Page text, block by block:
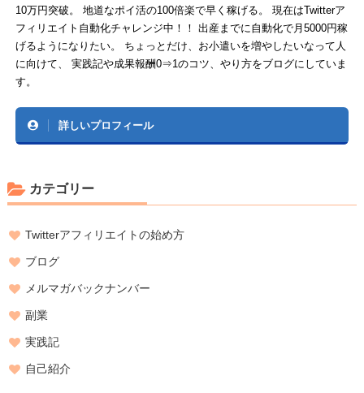
10万円突破。 地道なポイ活の100倍楽で早く稼げる。 現在はTwitterア
フィリエイト自動化チャレンジ中！！ 出産までに自動化で月5000円稼
げるようになりたい。 ちょっとだけ、お小遣いを増やしたいなって人
に向けて、 実践記や成果報酬0⇒1のコツ、やり方をブログにしていま
す。
詳しいプロフィール
カテゴリー
Twitterアフィリエイトの始め方
ブログ
メルマガバックナンバー
副業
実践記
自己紹介